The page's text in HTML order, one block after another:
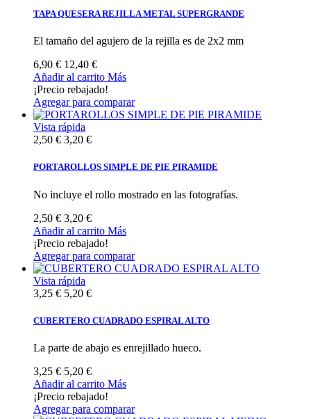
TAPA QUESERA REJILLA METAL SUPERGRANDE
El tamaño del agujero de la rejilla es de 2x2 mm
6,90 € 12,40 €
Añadir al carrito Más
¡Precio rebajado!
Agregar para comparar
Vista rápida
2,50 € 3,20 €
PORTAROLLOS SIMPLE DE PIE PIRAMIDE
No incluye el rollo mostrado en las fotografías.
2,50 € 3,20 €
Añadir al carrito Más
¡Precio rebajado!
Agregar para comparar
Vista rápida
3,25 € 5,20 €
CUBERTERO CUADRADO ESPIRAL ALTO
La parte de abajo es enrejillado hueco.
3,25 € 5,20 €
Añadir al carrito Más
¡Precio rebajado!
Agregar para comparar